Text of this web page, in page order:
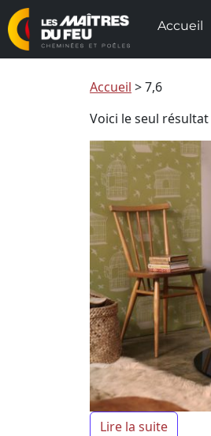
Accueil
Accueil >7,6
Voici le seul résultat
Lire la suite